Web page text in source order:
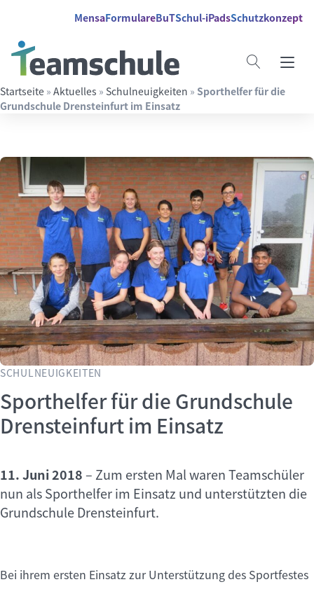
MensaFormulareBuTSchul-iPadsSchutzkonzept
Startseite » Aktuelles » Schulneuigkeiten » Sporthelfer für die
Grundschule Drensteinfurt im Einsatz
Sporthelfer für die Grundschule
Drensteinfurt im Einsatz
SCHULNEUIGKEITEN
11. Juni 2018– Zum ersten Mal waren Teamschüler
nun als Sporthelfer im Einsatz und unterstützten die
Grundschule Drensteinfurt.
Bei ihrem ersten Einsatz zur Unterstützung des Sportfestes